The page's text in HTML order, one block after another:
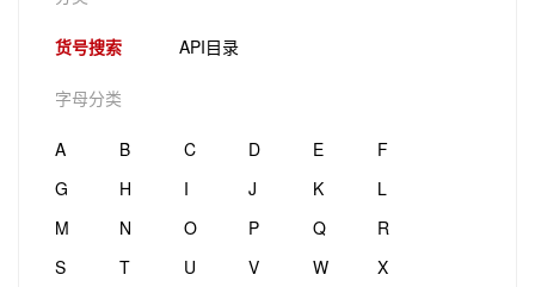
货号搜索 API目录
字母分类
A B C D E
F
G
H I J K
L
M
N O P Q
R
S
T U V W
X